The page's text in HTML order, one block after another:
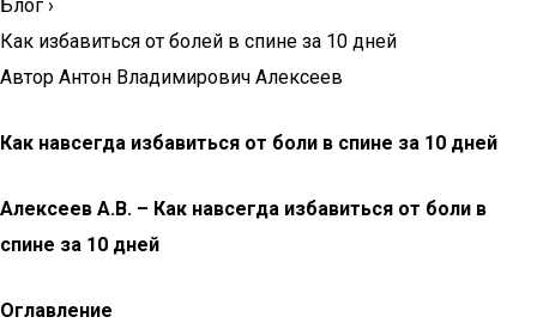
Блог ›
Как избавиться от болей в спине за 10 дней
Автор Антон Владимирович Алексеев
Как навсегда избавиться от боли в спине за 10 дней
Алексеев А.В. – Как навсегда избавиться от боли в
спине за 10 дней
Оглавление